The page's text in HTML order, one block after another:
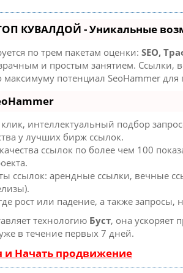
КУВАЛДОЙ - Уникальные
по трем пакетам оценки: SEO,
и простым занятием. Ссылки,
максимуму потенциал SeoHammer
интеллектуальный подбор
у лучших бирж ссылок.
ссылок по более чем 100
ссылок: арендные ссылки, вечные
рост или падение, а также
технологию Буст, она ускоряет
в течение первых 7 дней.
и Начать продвижение